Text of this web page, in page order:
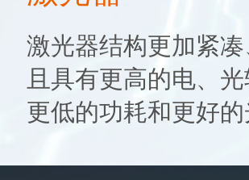
激光器结构更加紧
且具有更高的电、
更低的功耗和更好